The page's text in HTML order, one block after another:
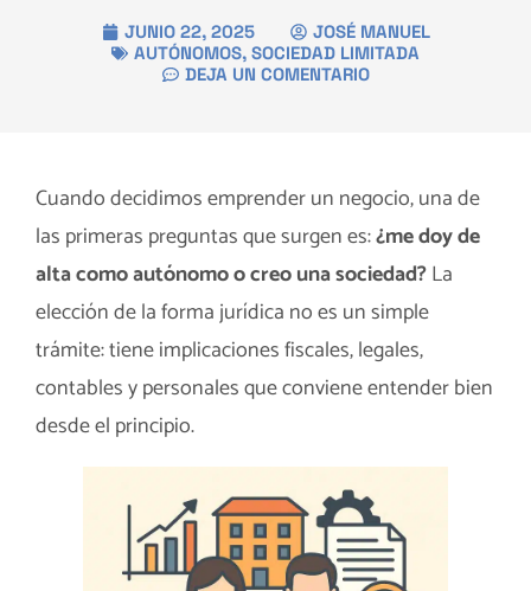
JUNIO 22, 2025
JOSÉ MANUEL
AUTÓNOMOS, SOCIEDAD LIMITADA
DEJA UN COMENTARIO
Cuando decidimos emprender un negocio, una de
las primeras preguntas que surgen es:¿me doy de
alta como autónomo o creo una sociedad?La
elección de la forma jurídica no es un simple
trámite: tiene implicaciones fiscales, legales,
contables y personales que conviene entender bien
desde el principio.